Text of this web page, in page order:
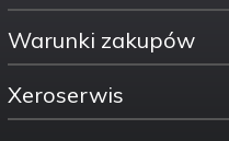
Warunki zakupów
Xeroserwis